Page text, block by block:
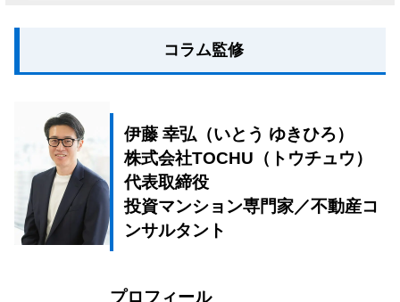
コラム監修
伊藤 幸弘（いとう ゆきひろ）
株式会社TOCHU（トウチュウ）
代表取締役
投資マンション専門家／不動産コ
ンサルタント
プロフィール